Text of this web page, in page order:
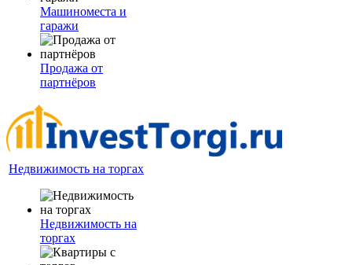
Машиноместа и
гаражи
Продажа от
партнёров
Недвижимость на торгах
Недвижимость на
торгах